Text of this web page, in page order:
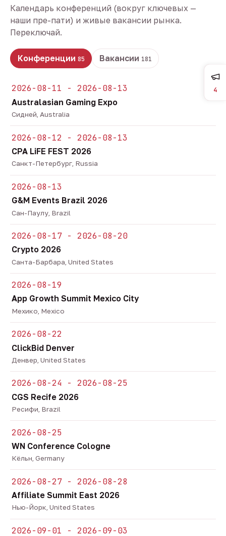
Календарь конференций (вокруг ключевых —
наши пре-пати) и живые вакансии рынка.
Переключай.
Конференции 85 Вакансии 181
2026-08-11 - 2026-08-13
Australasian Gaming Expo
Сидней, Australia
2026-08-12 - 2026-08-13
CPA LiFE FEST 2026
Санкт-Петербург, Russia
2026-08-13
G&M Events Brazil 2026
Сан-Паулу, Brazil
2026-08-17 - 2026-08-20
Crypto 2026
Санта-Барбара, United States
2026-08-19
App Growth Summit Mexico City
Мехико, Mexico
2026-08-22
ClickBid Denver
Денвер, United States
2026-08-24 - 2026-08-25
CGS Recife 2026
Ресифи, Brazil
2026-08-25
WN Conference Cologne
Кёльн, Germany
2026-08-27 - 2026-08-28
Affiliate Summit East 2026
Нью-Йорк, United States
2026-09-01 - 2026-09-03
4